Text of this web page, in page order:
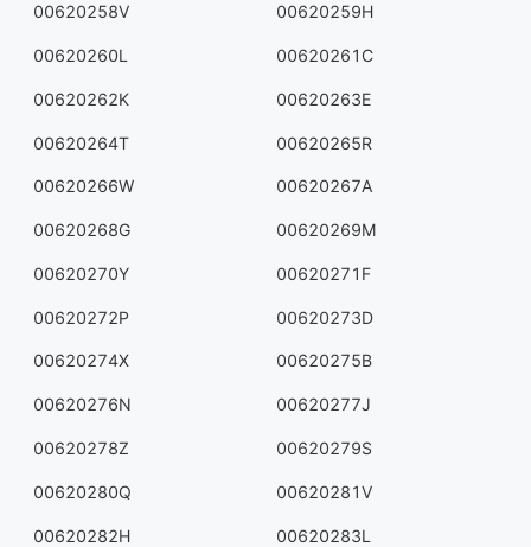
00620258V 00620259H
00620260L 00620261C
00620262K 00620263E
00620264T 00620265R
00620266W 00620267A
00620268G 00620269M
00620270Y 00620271F
00620272P 00620273D
00620274X 00620275B
00620276N 00620277J
00620278Z 00620279S
00620280Q 00620281V
00620282H 00620283L